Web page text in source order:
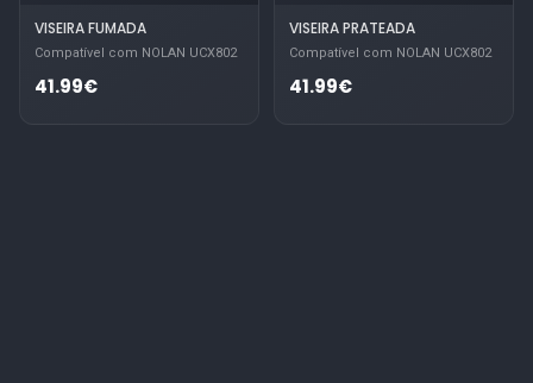
VISEIRA FUMADA
Compatível com NOLAN UCX802
41.99€
VISEIRA PRATEADA
Compatível com NOLAN UCX802
41.99€